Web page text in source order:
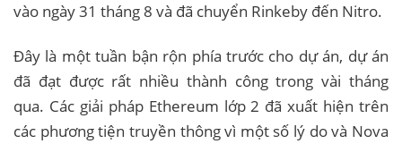
vào ngày 31 tháng 8 và đã chuyển Rinkeby đến Nitro.
Đây là một tuần bận rộn phía trước cho dự án, dự án
đã đạt được rất nhiều thành công trong vài tháng
qua. Các giải pháp Ethereum lớp 2 đã xuất hiện trên
các phương tiện truyền thông vì một số lý do và Nova